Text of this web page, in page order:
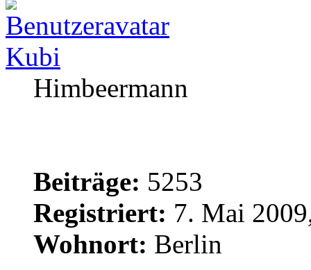
Kubi
Himbeermann
Beiträge: 5253
Registriert: 7. Mai
Wohnort: Berlin